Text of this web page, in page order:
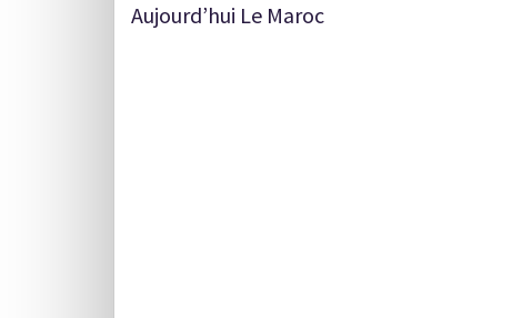
Aujourd’hui Le Maroc